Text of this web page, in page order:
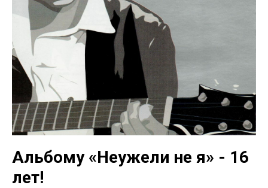
Альбому «Неужели не я» - 16
лет!